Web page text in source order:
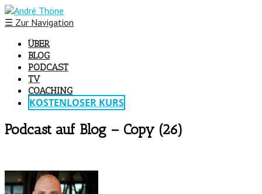
☰ Zur Navigation
ÜBER
BLOG
PODCAST
TV
COACHING
KOSTENLOSER KURS
Podcast auf Blog – Copy (26)